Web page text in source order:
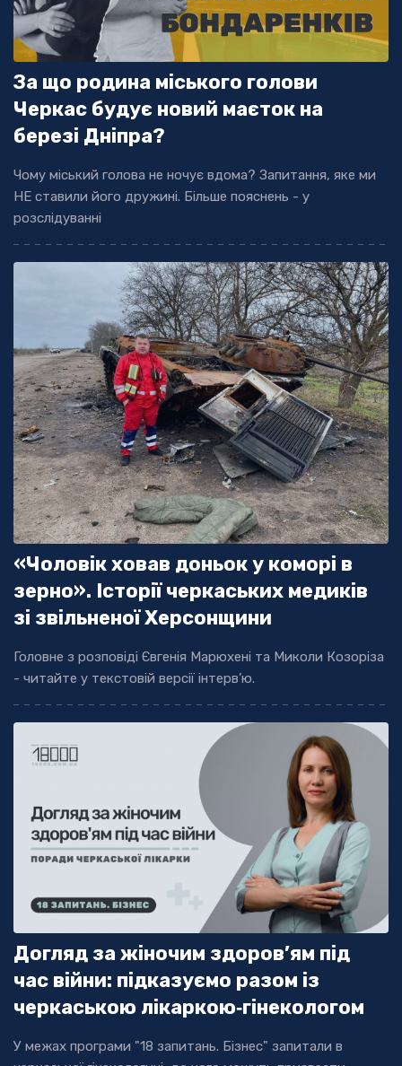
За що родина міського голови
Черкас будує новий маєток на
березі Дніпра?
Чому міський голова не ночує вдома? Запитання, яке ми
НЕ ставили його дружині. Більше пояснень - у
розслідуванні
«Чоловік ховав доньок у коморі в
зерно». Історії черкаських медиків
зі звільненої Херсонщини
Головне з розповіді Євгенія Марюхені та Миколи Козоріза
- читайте у текстовій версії інтерв’ю.
Догляд за жіночим здоров’ям під
час війни: підказуємо разом із
черкаською лікаркою‐гінекологом
У межах програми "18 запитань. Бізнес" запитали в